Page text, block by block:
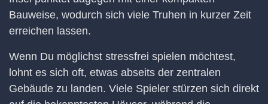
Bauweise, wodurch sich viele Truhen in kurzer Zeit
erreichen lassen.
Wenn Du möglichst stressfrei spielen möchtest,
lohnt es sich oft, etwas abseits der zentralen
Gebäude zu landen. Viele Spieler stürzen sich direkt